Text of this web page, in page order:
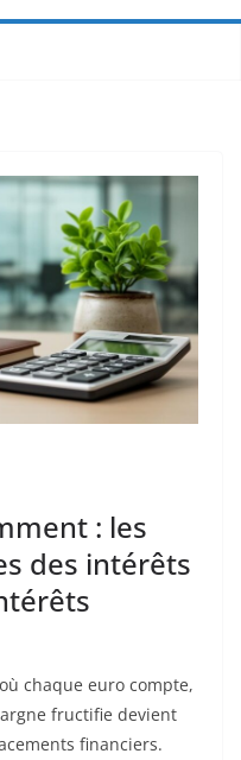
: les
des intérêts
chaque euro compte,
fructifie devient
financiers.